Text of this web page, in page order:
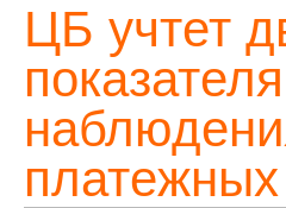
ЦБ учтет
платежных